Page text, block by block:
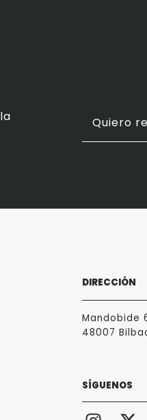
Quiero
DIRECCIÓN
Mandobide
48007
SÍGUENOS